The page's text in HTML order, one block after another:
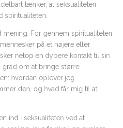
tænker, at seksualiteten
For gennem spiritualiteten
på et højere eller
netop en dybere kontakt til sin
grad om at bringe større
hvordan oplever jeg
den, og hvad får mig til at
ind i seksualiteten ved at